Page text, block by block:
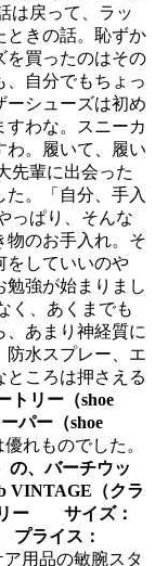
戻って、ラッ
ときの話。恥ずか
を買ったのはその
、自分でもちょっ
ーシューズは初め
すわな。スニーカ
わ。履いて、履い
輩に出会った
た。「自分、手入
っぱり、そんな
物のお手入れ。そ
をしていいのや
勉強が始まりまし
く、あくまでも
、あまり神経質に
防水スプレー、エ
ところは押さえる
トリー（shoe
パー（shoe
れものでした。
の、バーチウッ
VINTAGE（クラ
リー サイズ：
プライス：
用品の敏腕スタ